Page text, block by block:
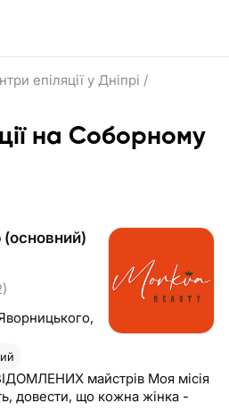
епіляції у Дніпрі /
на Соборному
майстрів Моя місія
довести, що кожна жінка -